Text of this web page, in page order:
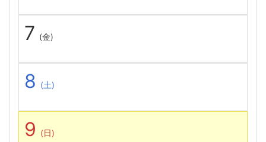
7 (金)
8 (土)
9 (日)